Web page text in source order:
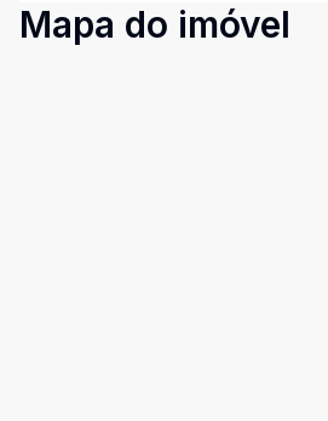
Mapa do imóvel